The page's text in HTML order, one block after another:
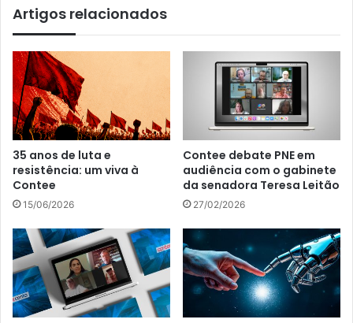
Artigos relacionados
35 anos de luta e
resistência: um viva à
Contee
15/06/2026
Contee debate PNE em
audiência com o gabinete
da senadora Teresa Leitão
27/02/2026